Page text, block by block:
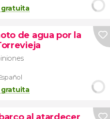
gratuita
de agua por la
gratuita
al atardecer